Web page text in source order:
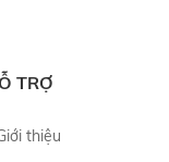
TRỢ
thiệu